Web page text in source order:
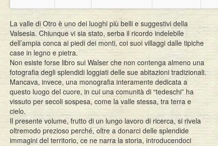
La valle di Otro è uno dei luoghi più belli e suggestivi della
Valsesia. Chiunque vi sia stato, serba il ricordo indelebile
dell’ampia conca ai piedi dei monti, coi suoi villaggi dalle tipiche
case in legno e pietra.
Non esiste forse libro sui Walser che non contenga almeno una
fotografia degli splendidi loggiati delle sue abitazioni tradizionali.
Mancava, invece, una monografia interamente dedicata a
questo luogo del cuore, in cui una comunità di “tedeschi” ha
vissuto per secoli sospesa, come la valle stessa, tra terra e
cielo.
Il presente volume, frutto di un lungo lavoro di ricerca, si rivela
oltremodo prezioso perché, oltre a donarci delle splendide
immagini del territorio, ce ne narra la storia, introducendoci